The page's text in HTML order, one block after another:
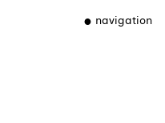
navigation